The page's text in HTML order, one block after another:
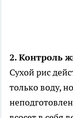
2. Контроль
Сухой рис
только воду,